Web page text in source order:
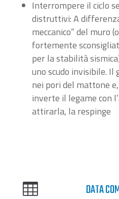
Interrompere il ciclo
distruttivi: A
meccanico” del muro
fortemente
per la stabilità
uno scudo invisibile.
nei pori del mattone
inverte il legame con
attirarla, la respinge
 DATA